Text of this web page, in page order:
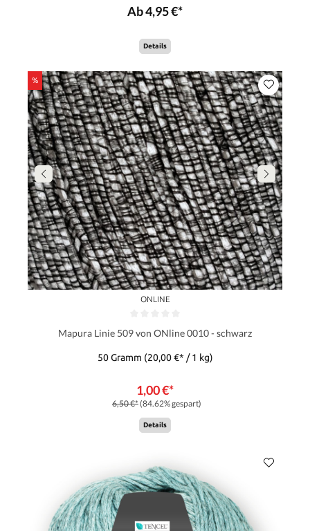
Ab 4,95 €*
Details
%
ONLINE
Mapura Linie 509 von ONline 0010 - schwarz
50 Gramm (20,00 €* / 1 kg)
1,00 €*
6,50 €*(84.62% gespart)
Details